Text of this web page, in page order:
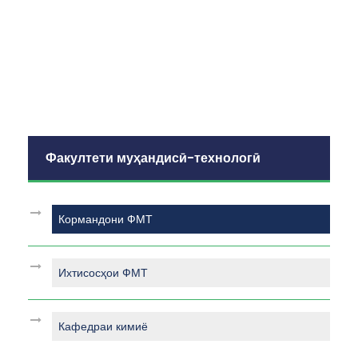
Факултети муҳандисӣ-технологӣ
Кормандони ФМТ
Ихтисосҳои ФМТ
Кафедраи кимиё